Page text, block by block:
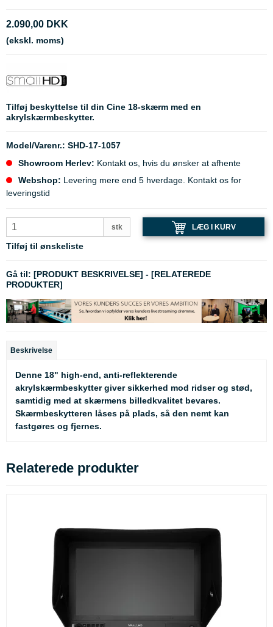
2.090,00 DKK
(ekskl. moms)
Tilføj beskyttelse til din Cine 18-skærm med en
akrylskærmbeskytter.
Model/Varenr.: SHD-17-1057
Showroom Herlev: Kontakt os, hvis du ønsker at afhente
Webshop: Levering mere end 5 hverdage. Kontakt os for
leveringstid
stk LÆG I KURV
Tilføj til ønskeliste
Gå til: [PRODUKT BESKRIVELSE] - [RELATEREDE
PRODUKTER]
Beskrivelse
Denne 18" high-end, anti-reflekterende
akrylskærmbeskytter giver sikkerhed mod ridser og stød,
samtidig med at skærmens billedkvalitet bevares.
Skærmbeskytteren låses på plads, så den nemt kan
fastgøres og fjernes.
Relaterede produkter